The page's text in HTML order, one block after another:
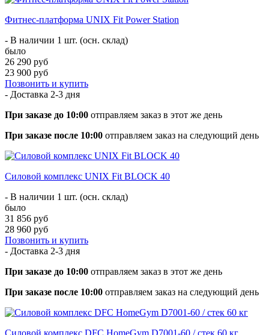
Фитнес-платформа UNIX Fit Power Station
- В наличии 1 шт. (осн. склад)
было
26 290 руб
23 900 руб
Позвонить и купить
- Доставка 2-3 дня
При заказе до 10:00 отправляем заказ в этот же день
При заказе после 10:00 отправляем заказ на следующий день
Силовой комплекс UNIX Fit BLOCK 40
- В наличии 1 шт. (осн. склад)
было
31 856 руб
28 960 руб
Позвонить и купить
- Доставка 2-3 дня
При заказе до 10:00 отправляем заказ в этот же день
При заказе после 10:00 отправляем заказ на следующий день
Силовой комплекс DFC HomeGym D7001-60 / стек 60 кг